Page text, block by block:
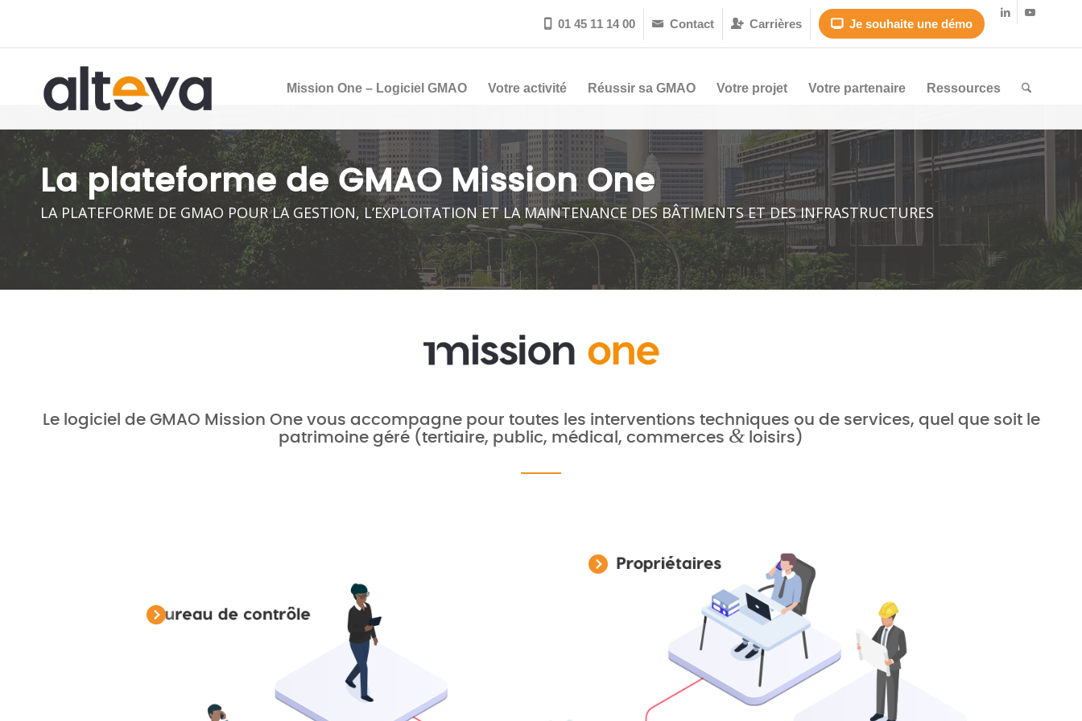
 01 45 11 14 00  Contact Carrières Je souhaite une démo
Mission One – Logiciel GMAO Votre activité Réussir sa GMAO Votre projet Votre partenaire Ressources
La plateforme de GMAO Mission One
LA PLATEFORME DE GMAO POUR LA GESTION, L’EXPLOITATION ET LA MAINTENANCE DES BÂTIMENTS ET DES INFRASTRUCTURES
Le logiciel de GMAO Mission One vous accompagne pour toutes les interventions techniques ou de services, quel que soit le
patrimoine géré (tertiaire, public, médical, commerces & loisirs)